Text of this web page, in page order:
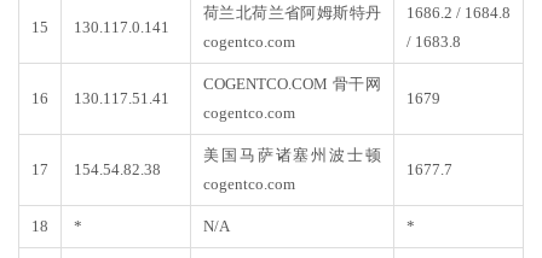
15 130.117.0.141
荷兰北荷兰省阿姆斯特丹
cogentco.com
1686.2 / 1684.8
/ 1683.8
16 130.117.51.41
COGENTCO.COM 骨干网
cogentco.com
1679
17 154.54.82.38
美国马萨诸塞州波士顿
cogentco.com
1677.7
18 * N/A *